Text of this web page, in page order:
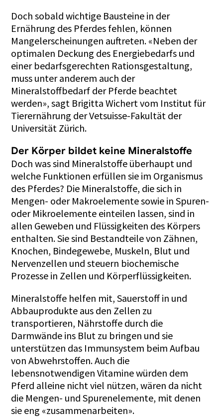
Doch sobald wichtige Bausteine in der
Ernährung des Pferdes fehlen, können
Mangelerscheinungen auftreten. «Neben der
optimalen Deckung des Energiebedarfs und
einer bedarfsgerechten Rationsgestaltung,
muss unter anderem auch der
Mineralstoffbedarf der Pferde beachtet
werden», sagt Brigitta Wichert vom Institut für
Tierernährung der Vetsuisse-Fakultät der
Universität Zürich.
Der Körper bildet keine Mineralstoffe
Doch was sind Mineralstoffe überhaupt und
welche Funktionen erfüllen sie im Organismus
des Pferdes? Die Mineralstoffe, die sich in
Mengen- oder Makroelemente sowie in Spuren-
oder Mikroelemente einteilen lassen, sind in
allen Geweben und Flüssigkeiten des Körpers
enthalten. Sie sind Bestandteile von Zähnen,
Knochen, Bindegewebe, Muskeln, Blut und
Nervenzellen und steuern biochemische
Prozesse in Zellen und Körperflüssigkeiten.
Mineralstoffe helfen mit, Sauerstoff in und
Abbauprodukte aus den Zellen zu
transportieren, Nährstoffe durch die
Darmwände ins Blut zu bringen und sie
unterstützen das Immunsystem beim Aufbau
von Abwehrstoffen. Auch die
lebensnotwendigen Vitamine würden dem
Pferd alleine nicht viel nützen, wären da nicht
die Mengen- und Spurenelemente, mit denen
sie eng «zusammenarbeiten».